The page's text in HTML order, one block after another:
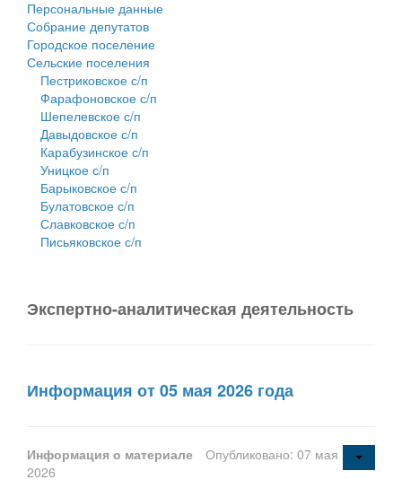
Персональные данные
Собрание депутатов
Городское поселение
Сельские поселения
Пестриковское с/п
Фарафоновское с/п
Шепелевское с/п
Давыдовское с/п
Карабузинское с/п
Уницкое с/п
Барыковское с/п
Булатовское с/п
Славковское с/п
Письяковское с/п
Экспертно-аналитическая деятельность
Информация от 05 мая 2026 года
Информация о материале
Опубликовано: 07 мая
2026